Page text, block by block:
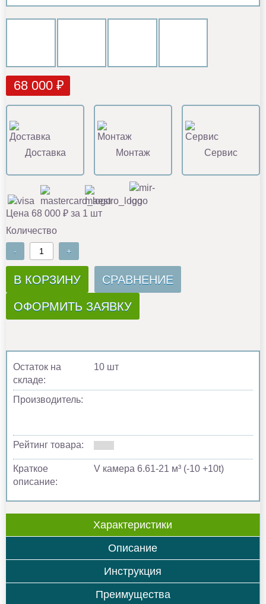
68 000 ₽
Доставка Монтаж Сервис
Цена 68 000 ₽ за 1 шт
Количество
- +
В КОРЗИНУ СРАВНЕНИЕ
ОФОРМИТЬ ЗАЯВКУ
Остаток на
складе:
10 шт
Производитель:
Рейтинг товара:
Краткое
описание:
V камера 6.61-21 м³ (-10 +10t)
Характеристики
Описание
Инструкция
Преимущества